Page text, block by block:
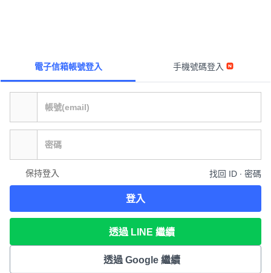
電子信箱帳號登入 手機號碼登入
保持登入 找回 ID ∙ 密碼
登入
透過 LINE 繼續
透過 Google 繼續